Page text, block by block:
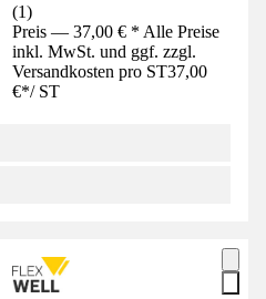
(1)
Preis — 37,00 € * Alle Preise
inkl. MwSt. und ggf. zzgl.
Versandkosten pro ST37,00
€*/ ST